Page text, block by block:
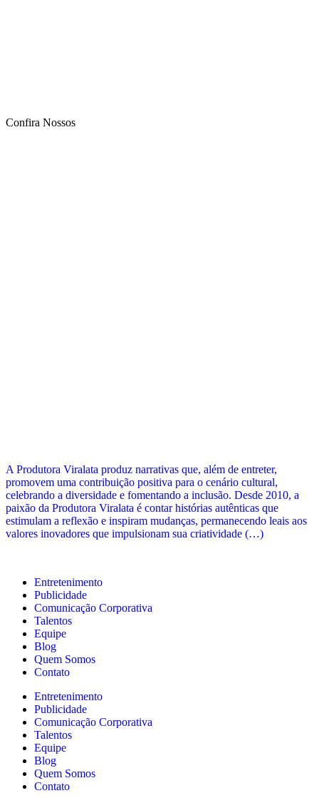
Confira Nossos
A Produtora Viralata produz narrativas que, além de entreter,
promovem uma contribuição positiva para o cenário cultural,
celebrando a diversidade e fomentando a inclusão. Desde 2010, a
paixão da Produtora Viralata é contar histórias autênticas que
estimulam a reflexão e inspiram mudanças, permanecendo leais aos
valores inovadores que impulsionam sua criatividade (…)
Entretenimento
Publicidade
Comunicação Corporativa
Talentos
Equipe
Blog
Quem Somos
Contato
Entretenimento
Publicidade
Comunicação Corporativa
Talentos
Equipe
Blog
Quem Somos
Contato